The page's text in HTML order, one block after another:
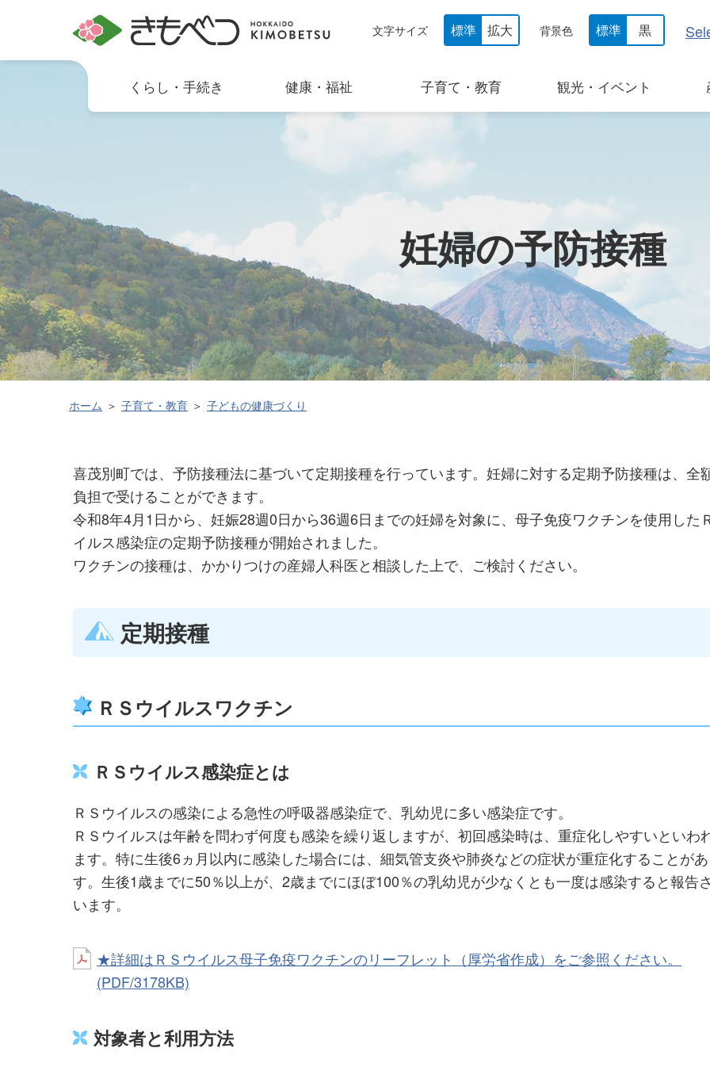
くらし・手続き 健康・福祉 子育て・教育 観光・イベント
文字サイズ 標準 拡大 背景色 標準 黒
妊婦の予防接種
ホーム 子育て・教育 子どもの健康づくり
喜茂別町では、予防接種法に基づいて定期接種を行っています。妊婦に対する定期予防接種は、全
負担で受けることができます。
令和8年4月1日から、妊娠28週0日から36週6日までの妊婦を対象に、母子免疫ワクチンを使用した
イルス感染症の定期予防接種が開始されました。
ワクチンの接種は、かかりつけの産婦人科医と相談した上で、ご検討ください。
定期接種
ＲＳウイルスワクチン
ＲＳウイルス感染症とは
ＲＳウイルスの感染による急性の呼吸器感染症で、乳幼児に多い感染症です。
ＲＳウイルスは年齢を問わず何度も感染を繰り返しますが、初回感染時は、重症化しやすいといわ
ます。特に生後6ヵ月以内に感染した場合には、細気管支炎や肺炎などの症状が重症化することが
す。生後1歳までに50％以上が、2歳までにほぼ100％の乳幼児が少なくとも一度は感染すると報告
います。
★詳細はＲＳウイルス母子免疫ワクチンのリーフレット（厚労省作成）をご参照ください。
(PDF/3178KB)
対象者と利用方法